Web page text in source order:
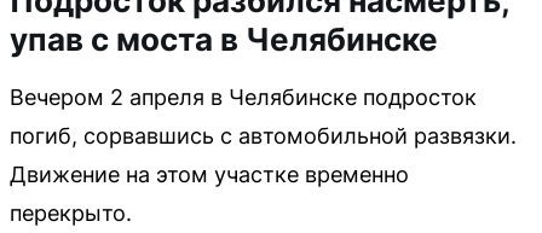
упав с моста в Челябинске
Вечером 2 апреля в Челябинске подросток
погиб, сорвавшись с автомобильной развязки.
Движение на этом участке временно
перекрыто.